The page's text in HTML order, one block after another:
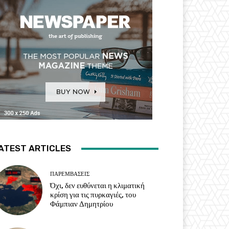
ARTICLES
ΠΑΡΕΜΒΑΣΕΙΣ
Όχι, δεν ευθύνεται η κλιματική
κρίση για τις πυρκαγιές, του
Φάμπιαν Δημητρίου